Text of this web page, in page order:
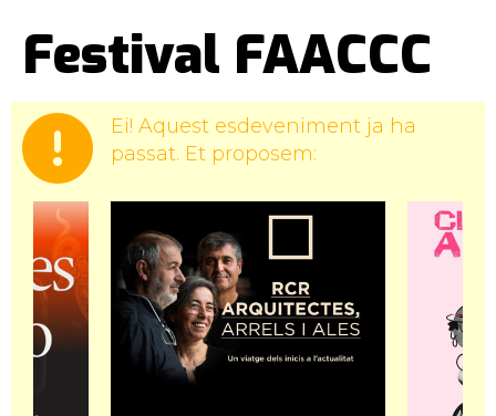
Festival FAACCC
Ei! Aquest esdeveniment ja ha
passat. Et proposem: